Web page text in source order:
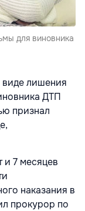
для виновника
виде лишения
ДТП
признал
и 7 месяцев
наказания в
прокурор по